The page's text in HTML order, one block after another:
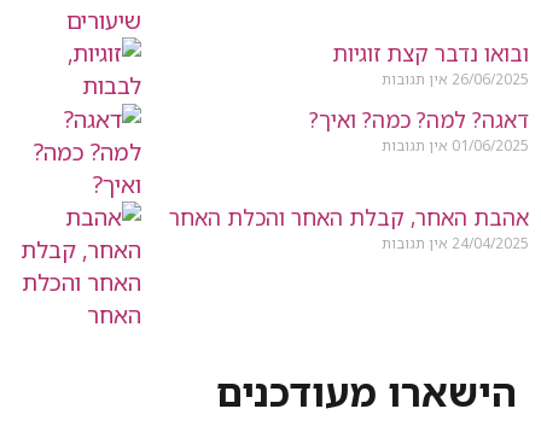
ובואו נדבר קצת זוגיות
26/06/2025 אין תגובות
דאגה? למה? כמה? ואיך?
01/06/2025 אין תגובות
אהבת האחר, קבלת האחר והכלת האחר
24/04/2025 אין תגובות
הישארו מעודכנים